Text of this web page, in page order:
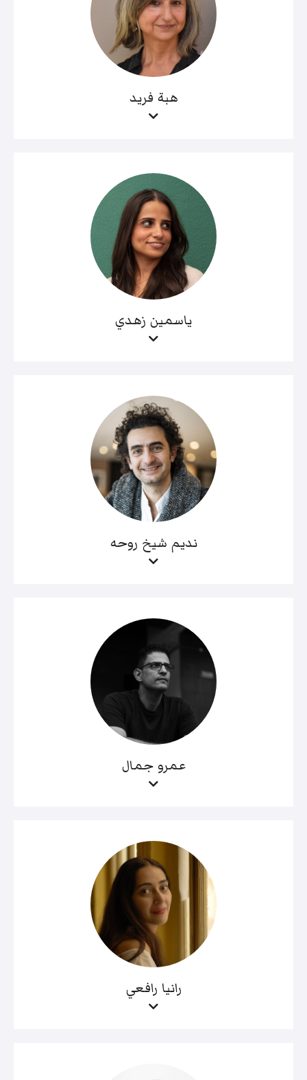
هبة فريد
ياسمين زهدي
نديم شيخ روحه
عمرو جمال
رانيا رافعي